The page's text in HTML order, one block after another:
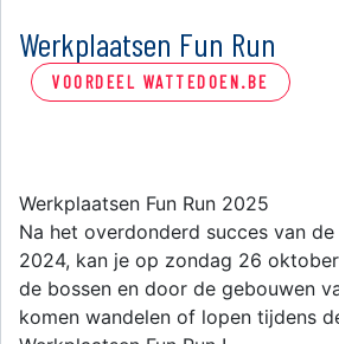
Werkplaatsen Fun Run
VOORDEEL WATTEDOEN.BE
Werkplaatsen Fun Run 2025
Na het overdonderd succes van
2024, kan je op zondag 26
de bossen en door de gebouwen
komen wandelen of lopen tijdens